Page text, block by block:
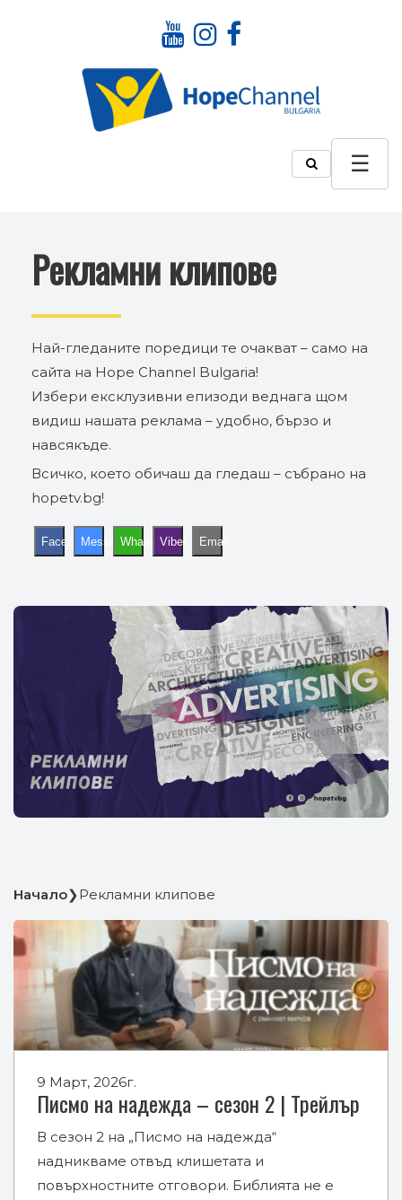
Рекламни клипове
Най-гледаните поредици те очакват – само на
сайта на Hope Channel Bulgaria!
Избери ексклузивни епизоди веднага щом
видиш нашата реклама – удобно, бързо и
навсякъде.
Всичко, което обичаш да гледаш – събрано на
hopetv.bg!
FacebookMessengerWhatsApp
Viber Email
Начало❯Рекламни клипове
9 Март, 2026г.
Писмо на надежда – сезон 2 | Трейлър
В сезон 2 на „Писмо на надежда“
надникваме отвъд клишетата и
повърхностните отговори. Библията не е